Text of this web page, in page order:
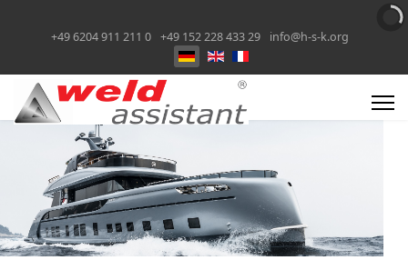
+49 6204 911 211 0 +49 152 228 433 29 info@h-s-k.org
Select your language